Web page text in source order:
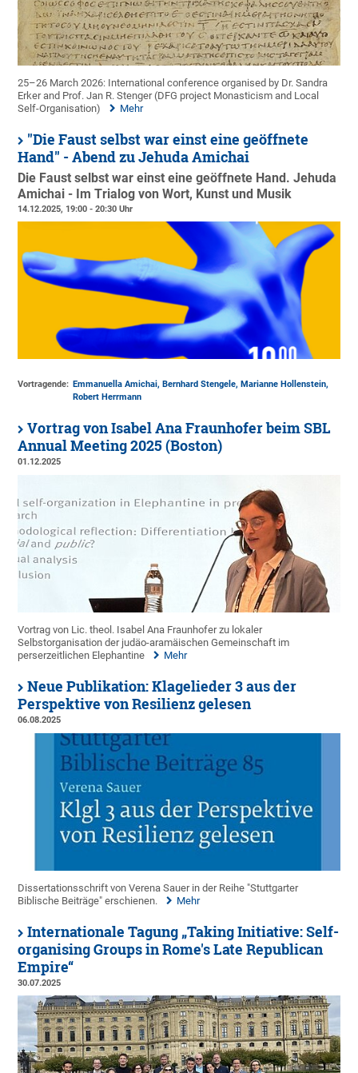
25–26 March 2026: International conference organised by Dr. Sandra
Erker and Prof. Jan R. Stenger (DFG project Monasticism and Local
Self-Organisation)
Mehr
"Die Faust selbst war einst eine geöffnete
Hand" - Abend zu Jehuda Amichai
Die Faust selbst war einst eine geöffnete Hand. Jehuda
Amichai - Im Trialog von Wort, Kunst und Musik
14.12.2025, 19:00 - 20:30 Uhr
Vortragende: Emmanuella Amichai, Bernhard Stengele, Marianne Hollenstein,
Robert Herrmann
Vortrag von Isabel Ana Fraunhofer beim SBL
Annual Meeting 2025 (Boston)
01.12.2025
Vortrag von Lic. theol. Isabel Ana Fraunhofer zu lokaler
Selbstorganisation der judäo-aramäischen Gemeinschaft im
perserzeitlichen Elephantine
Mehr
Neue Publikation: Klagelieder 3 aus der
Perspektive von Resilienz gelesen
06.08.2025
Dissertationsschrift von Verena Sauer in der Reihe "Stuttgarter
Biblische Beiträge" erschienen.
Mehr
Internationale Tagung „Taking Initiative: Self-
organising Groups in Rome's Late Republican
Empire“
30.07.2025